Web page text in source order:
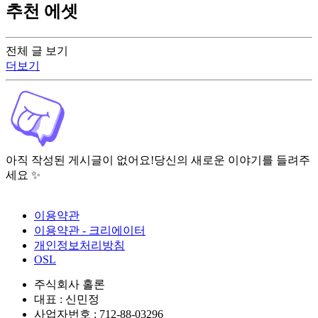
전체 글 보기
더보기
아직 작성된 게시글이 없어요!당신의 새로운 이야기를 들려주
세요 ✨
추천 에셋
이용약관
이용약관 - 크리에이터
개인정보처리방침
OSL
주식회사 홀론
대표 : 신민정
사업자번호 : 712-88-03296